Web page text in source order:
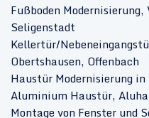
Fußboden
Seligenstadt
Kellertür/
Obertshausen, Offenbach
Haustür Modernisierung
Aluminium Haustür,
Montage von Fenster und